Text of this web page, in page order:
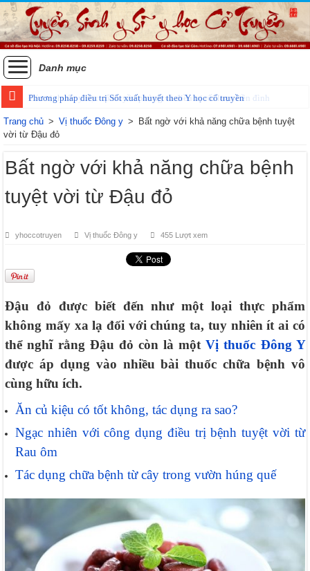
Danh mục
Phương pháp điều trị Sốt xuất huyết theo Y học cổ truyền
Trang chủ > Vị thuốc Đông y > Bất ngờ với khả năng chữa bệnh tuyệt
vời từ Đậu đỏ
Bất ngờ với khả năng chữa bệnh
tuyệt vời từ Đậu đỏ
yhoccotruyen Vị thuốc Đông y 455 Lượt xem
Đậu đỏ được biết đến như một loại thực phẩm
không mấy xa lạ đối với chúng ta, tuy nhiên ít ai có
thể nghĩ rằng Đậu đỏ còn là mộtVị thuốc Đông Y
được áp dụng vào nhiều bài thuốc chữa bệnh vô
cùng hữu ích.
Ăn củ kiệu có tốt không, tác dụng ra sao?
Ngạc nhiên với công dụng điều trị bệnh tuyệt vời từ
Rau ôm
Tác dụng chữa bệnh từ cây trong vườn húng quế